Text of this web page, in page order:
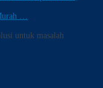
…
untuk masalah